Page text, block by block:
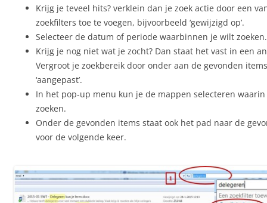
Krijg je teveel hits? verklein dan je zoek actie door een
zoekfilters toe te voegen, bijvoorbeeld ‘gewijzigd op’.
Selecteer de datum of periode waarbinnen je wilt zoeken.
Krijg je nog niet wat je zocht? Dan staat het vast in een
Vergroot je zoekbereik door onder aan de gevonden
‘aangepast’.
In het pop-up menu kun je de mappen selecteren
zoeken.
Onder de gevonden items staat ook het pad naar de
voor de volgende keer.